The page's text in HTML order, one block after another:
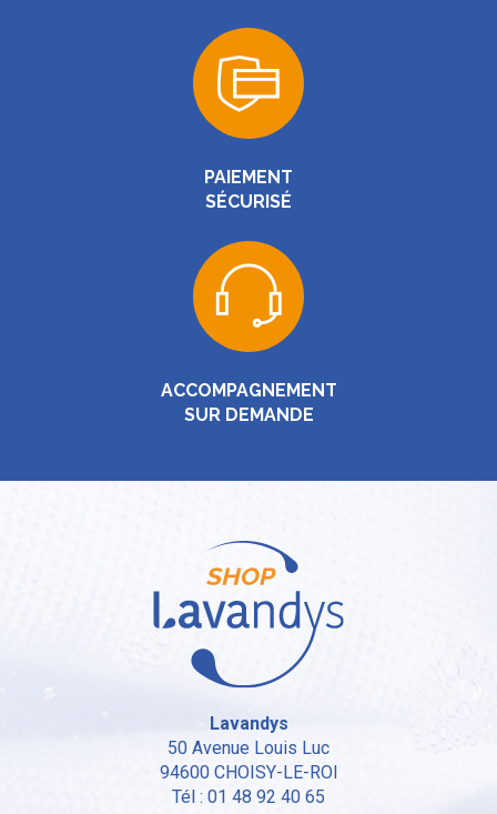
PAIEMENT
SÉCURISÉ
ACCOMPAGNEMENT
SUR DEMANDE
Lavandys
50 Avenue Louis Luc
94600 CHOISY-LE-ROI
Tél : 01 48 92 40 65